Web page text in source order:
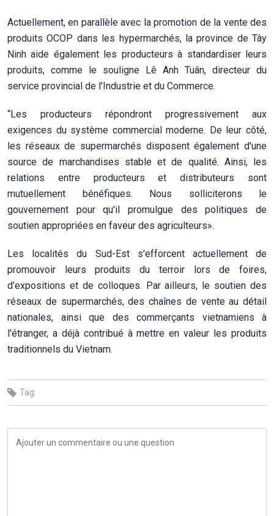
Actuellement, en parallèle avec la promotion de la vente des
produits OCOP dans les hypermarchés, la province de Tây
Ninh aide également les producteurs à standardiser leurs
produits, comme le souligne Lê Anh Tuân, directeur du
service provincial de l'Industrie et du Commerce.
“Les producteurs répondront progressivement aux
exigences du système commercial moderne. De leur côté,
les réseaux de supermarchés disposent également d'une
source de marchandises stable et de qualité. Ainsi, les
relations entre producteurs et distributeurs sont
mutuellement bénéfiques. Nous solliciterons le
gouvernement pour qu'il promulgue des politiques de
soutien appropriées en faveur des agriculteurs».
Les localités du Sud-Est s'efforcent actuellement de
promouvoir leurs produits du terroir lors de foires,
d'expositions et de colloques. Par ailleurs, le soutien des
réseaux de supermarchés, des chaînes de vente au détail
nationales, ainsi que des commerçants vietnamiens à
l'étranger, a déjà contribué à mettre en valeur les produits
traditionnels du Vietnam.
Tag: